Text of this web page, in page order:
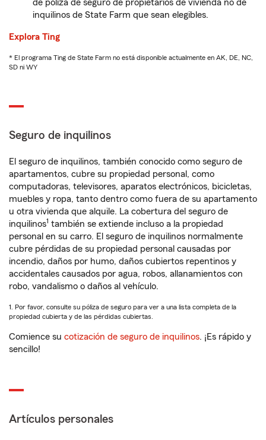
de póliza de seguro de propietarios de vivienda no de
inquilinos de State Farm que sean elegibles.
Explora Ting
* El programa Ting de State Farm no está disponible actualmente en AK, DE, NC,
SD ni WY
Seguro de inquilinos
El seguro de inquilinos, también conocido como seguro de
apartamentos, cubre su propiedad personal, como
computadoras, televisores, aparatos electrónicos, bicicletas,
muebles y ropa, tanto dentro como fuera de su apartamento
u otra vivienda que alquile. La cobertura del seguro de
inquilinos1 también se extiende incluso a la propiedad
personal en su carro. El seguro de inquilinos normalmente
cubre pérdidas de su propiedad personal causadas por
incendio, daños por humo, daños cubiertos repentinos y
accidentales causados por agua, robos, allanamientos con
robo, vandalismo o daños al vehículo.
1. Por favor, consulte su póliza de seguro para ver a una lista completa de la
propiedad cubierta y de las pérdidas cubiertas.
Comience su cotización de seguro de inquilinos. ¡Es rápido y
sencillo!
Artículos personales